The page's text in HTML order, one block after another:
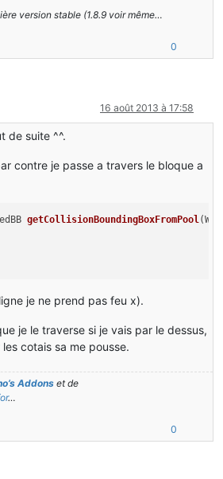
version stable (1.8.9 voir même…
0
16 août 2013 à 17:58
de suite ^^.
contre je passe a travers le bloque a
getCollisionBoundingBoxFromPool(
je ne prend pas feu x).
je le traverse si je vais par le dessus,
cotais sa me pousse.
Addons et de
…
0